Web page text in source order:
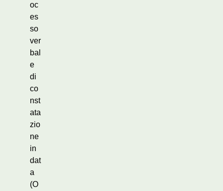
oc
es
so
ver
bal
e
di
co
nst
ata
zio
ne
in
dat
a
(O